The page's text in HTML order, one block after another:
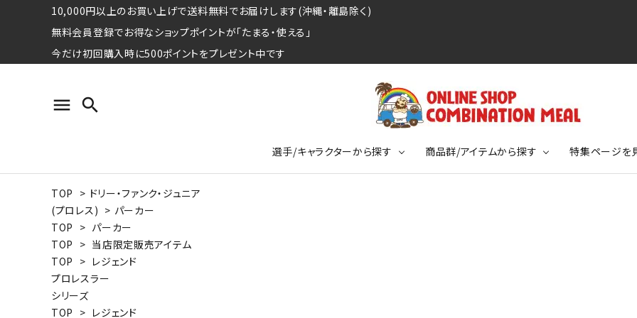
10,000円以上のお買い上げで送料無料でお届けします(沖縄・離島除く)
無料会員登録でお得なショップポイントが「たまる・使える」
今だけ初回購入時に500ポイントをプレゼント中です
menu search
選手/キャラクターから探す
プロ野球選手コレクション
日本プロサッカー選手会シリーズ
水泳競技選手コレクション
商品群/アイテムから探す
Tシャツ
パーカー
期間限定販売アイテム
特集ページを
特集ページ
ウォーレン･クロマティ
特集ページ
競走馬コレクション
TOP > ドリー・ファンク・ジュニア
(プロレス) > パーカー
TOP > パーカー
TOP > 当店限定販売アイテム
TOP > レジェンド
プロレスラー
シリーズ
TOP > レジェンド